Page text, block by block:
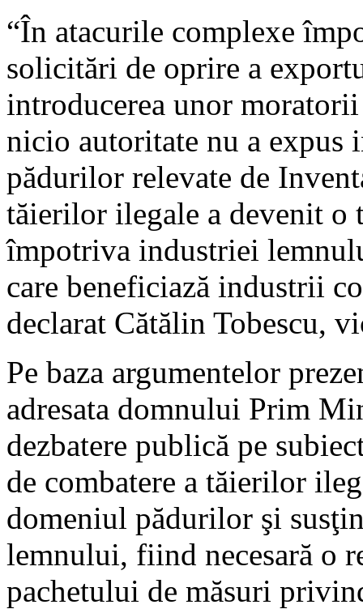
“În atacurile complexe
solicitări de oprire a
introducerea unor
nicio autoritate nu a
pădurilor relevate de
tăierilor ilegale a devenit o
împotriva industriei
care beneficiază industrii
declarat Cătălin Tobescu,
Pe baza argumentelor
adresata domnului Prim
dezbatere publică pe
de combatere a tăierilor
domeniul pădurilor şi
lemnului, fiind necesară o
pachetului de măsuri